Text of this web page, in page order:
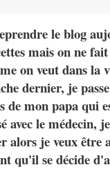
le blog
mais on ne
on veut dans la
dernier, je
de mon papa qui
avec le médecin,
alors je veux être
qu'il se décide